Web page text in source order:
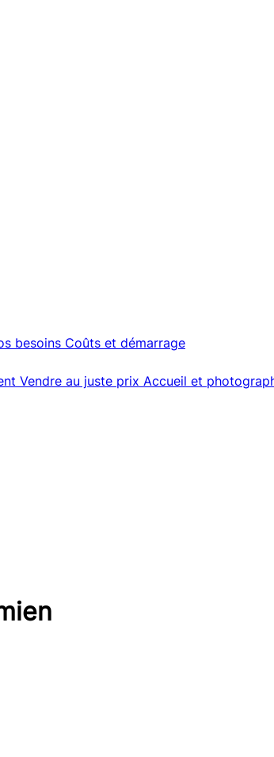
besoins Coûts et démarrage
Vendre au juste prix Accueil et